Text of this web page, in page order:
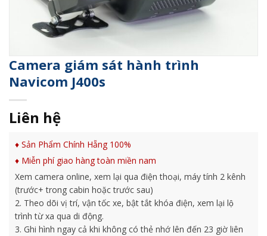
Camera giám sát hành trình
Navicom J400s
Liên hệ
♦ Sản Phẩm Chính Hẵng 100%
♦ Miễn phí giao hàng toàn miền nam
Xem camera online, xem lại qua điện thoại, máy tính 2 kênh
(trước+ trong cabin hoặc trước sau)
2. Theo dõi vị trí, vận tốc xe, bật tắt khóa điện, xem lại lộ
trình từ xa qua di động.
3. Ghi hình ngay cả khi không có thẻ nhớ lên đến 23 giờ liên